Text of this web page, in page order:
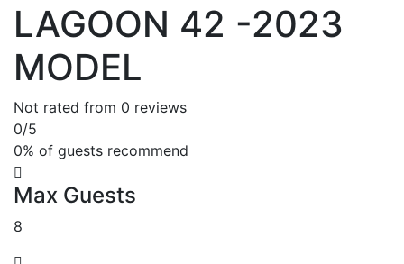
LAGOON 42 -2023
MODEL
Not rated from 0 reviews
0/5
0% of guests recommend
Max Guests
8